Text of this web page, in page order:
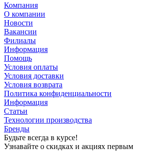
Компания
О компании
Новости
Вакансии
Филиалы
Информация
Помощь
Условия оплаты
Условия доставки
Условия возврата
Политика конфиденциальности
Информация
Статьи
Технологии производства
Бренды
Будьте всегда в курсе!
Узнавайте о скидках и акциях первым